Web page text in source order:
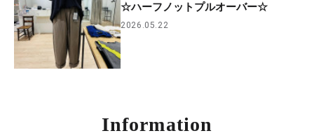
☆ハーフノットプルオーバー☆
2026.05.22
Information